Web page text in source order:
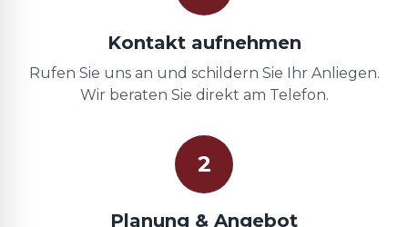
Kontakt aufnehmen
Rufen Sie uns an und schildern Sie Ihr Anliegen.
Wir beraten Sie direkt am Telefon.
2
Planung & Angebot